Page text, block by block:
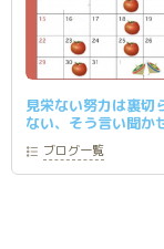
見栄ない努力は裏切
ない、そう言い聞か
て去年の自分に宣戦布
告です。
ブログ一覧